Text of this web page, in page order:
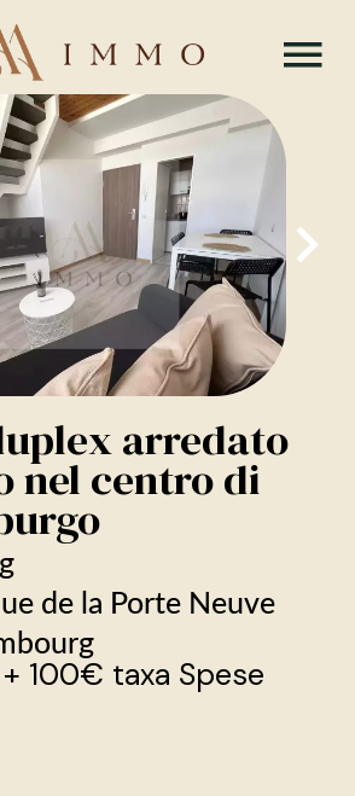
arredato
nel centro di
de la Porte Neuve
100€ taxa Spese